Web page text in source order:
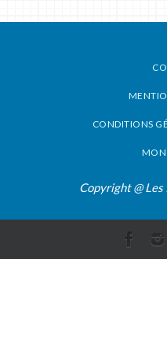
CONDITIONS
MON
Copyright @